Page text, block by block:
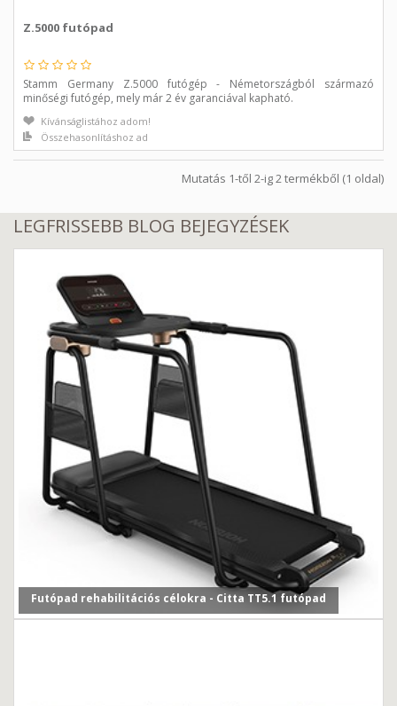
Z.5000 futópad
Stamm Germany Z.5000 futógép - Németországból származó
minőségi futógép, mely már 2 év garanciával kapható.
Kívánságlistához adom!
Összehasonlításhoz ad
Mutatás 1-től 2-ig 2 termékből (1 oldal)
LEGFRISSEBB BLOG BEJEGYZÉSEK
Futópad rehabilitációs célokra - Citta TT5.1 futópad